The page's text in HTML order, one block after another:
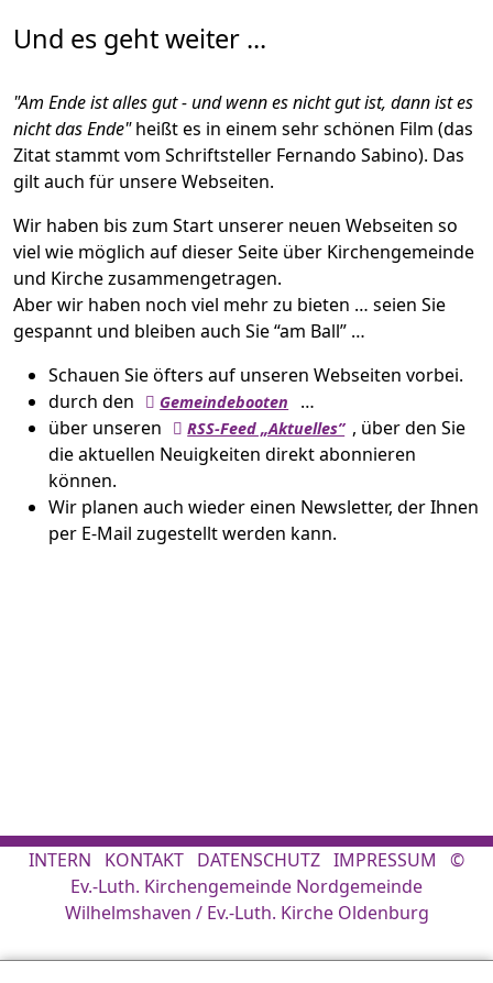
Und es geht weiter ...
"Am Ende ist alles gut - und wenn es nicht gut ist, dann ist es
nicht das Ende"heißt es in einem sehr schönen Film (das
Zitat stammt vom Schriftsteller Fernando Sabino). Das
gilt auch für unsere Webseiten.
Wir haben bis zum Start unserer neuen Webseiten so
viel wie möglich auf dieser Seite über Kirchengemeinde
und Kirche zusammengetragen.
Aber wir haben noch viel mehr zu bieten … seien Sie
gespannt und bleiben auch Sie “am Ball” …
Schauen Sie öfters auf unseren Webseiten vorbei.
durch den
Gemeindebooten
…
über unseren
RSS-Feed „Aktuelles” , über den Sie
die aktuellen Neuigkeiten direkt abonnieren
können.
Wir planen auch wieder einen Newsletter, der Ihnen
per E-Mail zugestellt werden kann.
INTERN KONTAKT DATENSCHUTZ IMPRESSUM ©
Ev.-Luth. Kirchengemeinde Nordgemeinde
Wilhelmshaven / Ev.-Luth. Kirche Oldenburg
Diese Webseite wird durch Cookies optimiert
Um Ihnen ein größtmögliches Nutzererlebnis zu bieten, verwendet diese
Cookie-Nutzung zu. Weitere Infos finden Sie in unserer Datenschutzerklärung.